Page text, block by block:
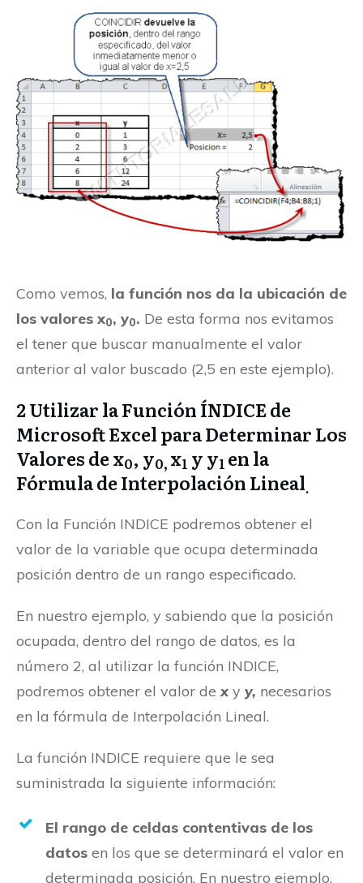
Como vemos, la función nos da la ubicación de
los valores x0, y0. De esta forma nos evitamos
el tener que buscar manualmente el valor
anterior al valor buscado (2,5 en este ejemplo).
2 Utilizar la Función ÍNDICE de
Microsoft Excel para Determinar Los
Valores de x0, y0, x1 y y1 en la
Fórmula de Interpolación Lineal.
Con la Función INDICE podremos obtener el
valor de la variable que ocupa determinada
posición dentro de un rango especificado.
En nuestro ejemplo, y sabiendo que la posición
ocupada, dentro del rango de datos, es la
número 2, al utilizar la función INDICE,
podremos obtener el valor dexy y, necesarios
en la fórmula de Interpolación Lineal.
La función INDICE requiere que le sea
suministrada la siguiente información:
El rango de celdas contentivas de los
datos en los que se determinará el valor en
determinada posición. En nuestro ejemplo,